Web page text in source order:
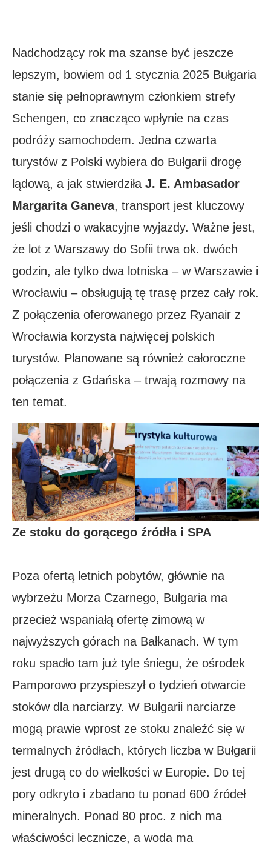
Nadchodzący rok ma szanse być jeszcze
lepszym, bowiem od 1 stycznia 2025 Bułgaria
stanie się pełnoprawnym członkiem strefy
Schengen, co znacząco wpłynie na czas
podróży samochodem. Jedna czwarta
turystów z Polski wybiera do Bułgarii drogę
lądową, a jak stwierdziła J. E. Ambasador
Margarita Ganeva, transport jest kluczowy
jeśli chodzi o wakacyjne wyjazdy. Ważne jest,
że lot z Warszawy do Sofii trwa ok. dwóch
godzin, ale tylko dwa lotniska – w Warszawie i
Wrocławiu – obsługują tę trasę przez cały rok.
Z połączenia oferowanego przez Ryanair z
Wrocławia korzysta najwięcej polskich
turystów. Planowane są również całoroczne
połączenia z Gdańska – trwają rozmowy na
ten temat.
Ze stoku do gorącego źródła i SPA
Poza ofertą letnich pobytów, głównie na
wybrzeżu Morza Czarnego, Bułgaria ma
przecież wspaniałą ofertę zimową w
najwyższych górach na Bałkanach. W tym
roku spadło tam już tyle śniegu, że ośrodek
Pamporowo przyspieszył o tydzień otwarcie
stoków dla narciarzy. W Bułgarii narciarze
mogą prawie wprost ze stoku znaleźć się w
termalnych źródłach, których liczba w Bułgarii
jest drugą co do wielkości w Europie. Do tej
pory odkryto i zbadano tu ponad 600 źródeł
mineralnych. Ponad 80 proc. z nich ma
właściwości lecznicze, a woda ma